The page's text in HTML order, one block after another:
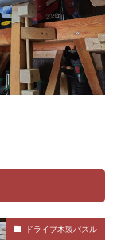
ドライブ木製パズル